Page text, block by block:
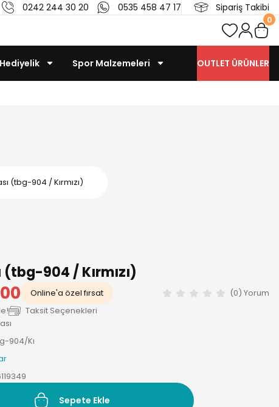
0242 244 30 20 0535 458 47 17 Sipariş Takibi
0
Spor Malzemeleri OUTLET ÜRÜNLER
(tbg-904 / Kırmızı)
(tbg-904 / Kırmızı)
Online'a özel fırsat
(0) Yorum
Taksit Seçenekleri
904/Kı
Sepete Ekle